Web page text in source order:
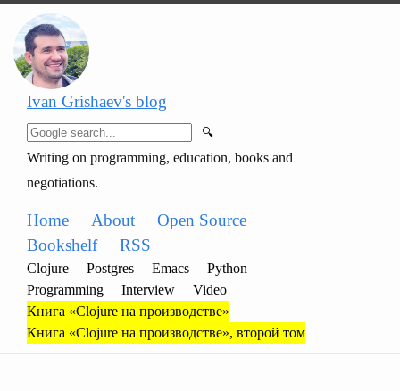
Ivan Grishaev's blog
🔍
Writing on programming, education, books and
negotiations.
Home About
Open Source
Bookshelf
RSS
Clojure Postgres Emacs
Python
Programming
Interview
Video
Книга «Clojure на производстве»
Книга «Clojure на производстве», второй том